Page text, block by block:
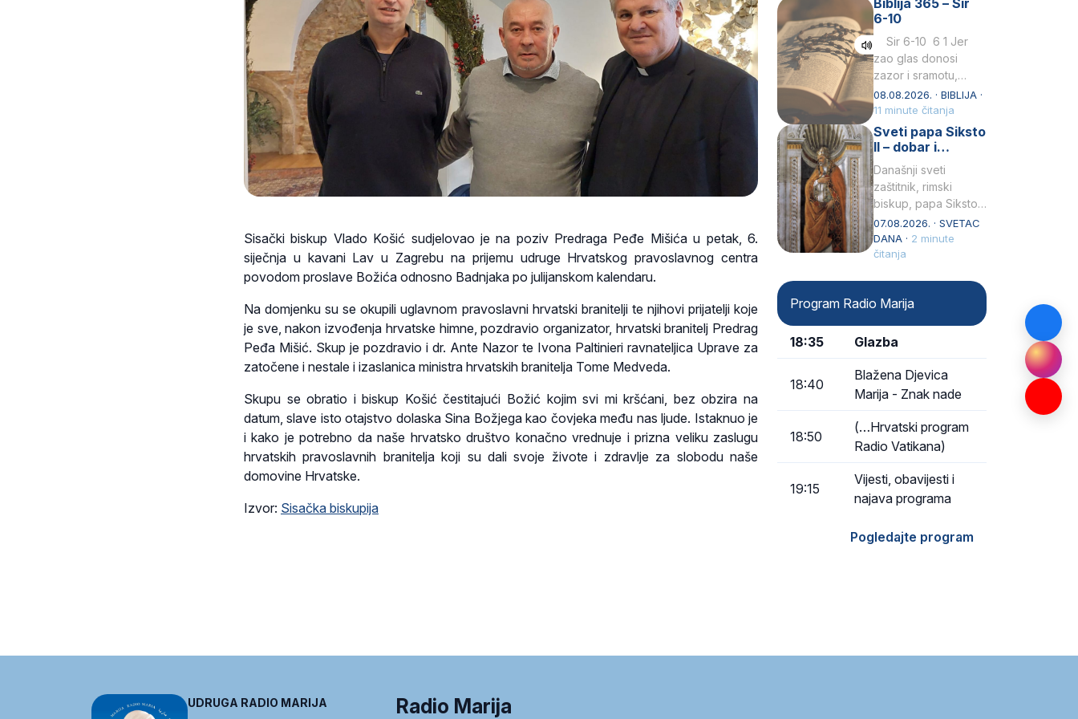
Sisački biskup Vlado Košić sudjelovao je na poziv Predraga Peđe Mišića u petak, 6.
siječnja u kavani Lav u Zagrebu na prijemu udruge Hrvatskog pravoslavnog centra
povodom proslave Božića odnosno Badnjaka po julijanskom kalendaru.
Na domjenku su se okupili uglavnom pravoslavni hrvatski branitelji te njihovi prijatelji koje
je sve, nakon izvođenja hrvatske himne, pozdravio organizator, hrvatski branitelj Predrag
Peđa Mišić. Skup je pozdravio i dr. Ante Nazor te Ivona Paltinieri ravnateljica Uprave za
zatočene i nestale i izaslanica ministra hrvatskih branitelja Tome Medveda.
Skupu se obratio i biskup Košić čestitajući Božić kojim svi mi kršćani, bez obzira na
datum, slave isto otajstvo dolaska Sina Božjega kao čovjeka među nas ljude. Istaknuo je
i kako je potrebno da naše hrvatsko društvo konačno vrednuje i prizna veliku zaslugu
hrvatskih pravoslavnih branitelja koji su dali svoje živote i zdravlje za slobodu naše
domovine Hrvatske.
Izvor: Sisačka biskupija
Praedicatorum – OP).
Svojim životom,
dubokom ljubavlju
prema Kristu…
Biblija 365 – Sir
6-10
Sir 6-10 6 1 Jer
zao glas donosi
zazor i sramotu,
kako to biva
grešniku
licemjernom.2 Ne
predaj se u…
08.08.2026. · BIBLIJA ·
11 minute čitanja
Sveti papa Siksto
II – dobar i
miroljubiv pastir
Današnji sveti
zaštitnik, rimski
biskup, papa Siksto
(Sixtus) II, prema
knjizi Liber
Pontificalis bio je
Obnovio je odnose s
afričkim…
07.08.2026. · SVETAC
DANA · 2 minute
čitanja
Program Radio Marija
18:35 Glazba
18:40
Blažena Djevica
Marija - Znak nade
18:50
(…Hrvatski program
Radio Vatikana)
19:15
Vijesti, obavijesti i
najava programa
Pogledajte program
UDRUGA RADIO MARIJA Radio Marija